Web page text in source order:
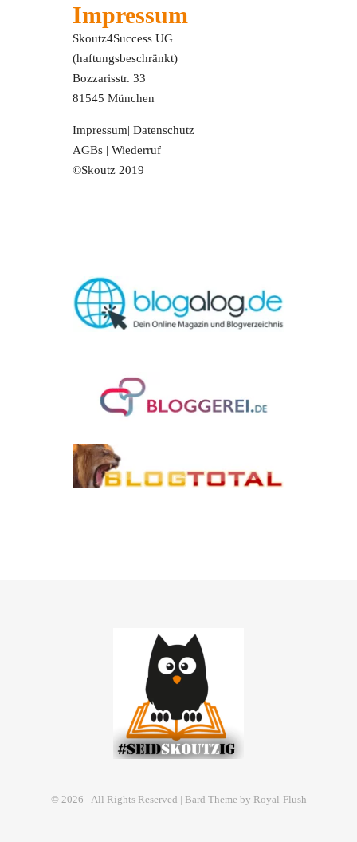
Impressum
Skoutz4Success UG
(haftungsbeschränkt)
Bozzarisstr. 33
81545 München
Impressum|Datenschutz
AGBs |Wiederruf
©Skoutz 2019
© 2026 - All Rights Reserved | Bard Theme by Royal-Flush